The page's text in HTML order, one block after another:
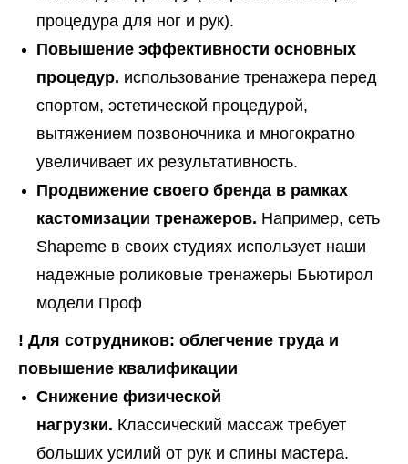
процедура для ног и рук).
Повышение эффективности основных
процедур. использование тренажера перед
спортом, эстетической процедурой,
вытяжением позвоночника и многократно
увеличивает их результативность.
Продвижение своего бренда в рамках
кастомизации тренажеров. Например, сеть
Shapeme в своих студиях использует наши
надежные роликовые тренажеры Бьютирол
модели Проф
! Для сотрудников: облегчение труда и
повышение квалификации
Снижение физической
нагрузки. Классический массаж требует
больших усилий от рук и спины мастера.